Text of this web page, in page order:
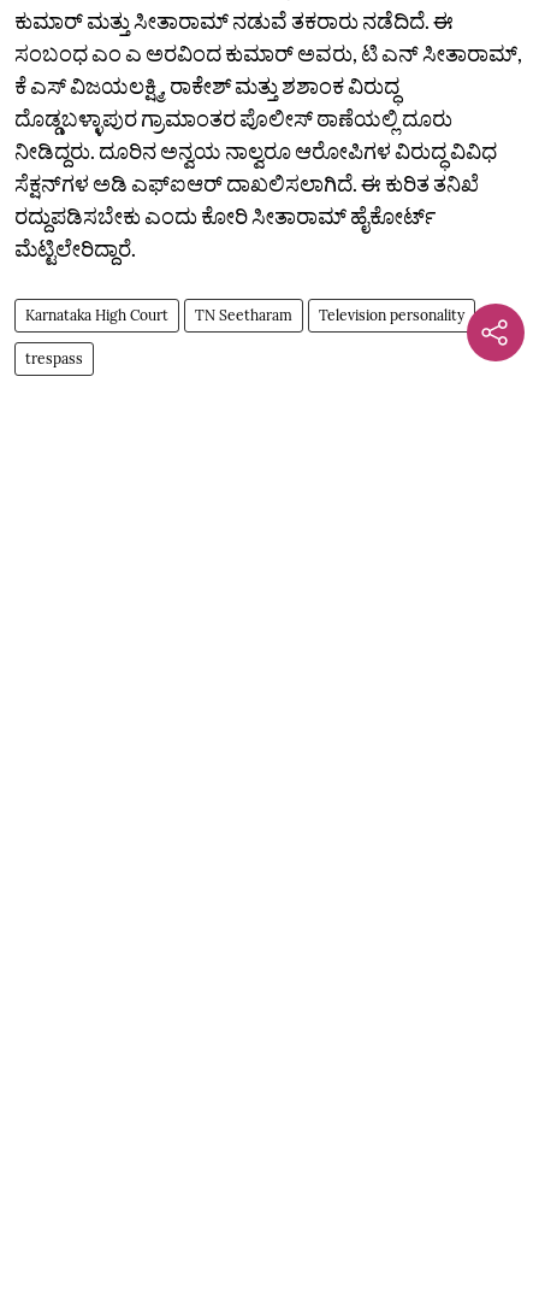
ಕುಮಾರ್ ಮತ್ತು ಸೀತಾರಾಮ್‌ ನಡುವೆ ತಕರಾರು ನಡೆದಿದೆ. ಈ
ಸಂಬಂಧ ಎಂ ಎ ಅರವಿಂದ ಕುಮಾರ್ ಅವರು, ಟಿ ಎನ್‌ ಸೀತಾರಾಮ್‌,
ಕೆ ಎಸ್ ವಿಜಯಲಕ್ಷ್ಮಿ, ರಾಕೇಶ್ ಮತ್ತು ಶಶಾಂಕ ವಿರುದ್ಧ
ದೊಡ್ಡಬಳ್ಳಾಪುರ ಗ್ರಾಮಾಂತರ ಪೊಲೀಸ್ ಠಾಣೆಯಲ್ಲಿ ದೂರು
ನೀಡಿದ್ದರು. ದೂರಿನ ಅನ್ವಯ ನಾಲ್ವರೂ ಆರೋಪಿಗಳ ವಿರುದ್ಧ ವಿವಿಧ
ಸೆಕ್ಷನ್‌ಗಳ ಅಡಿ ಎಫ್‌ಐಆರ್ ದಾಖಲಿಸಲಾಗಿದೆ. ಈ ಕುರಿತ ತನಿಖೆ
ರದ್ದುಪಡಿಸಬೇಕು ಎಂದು ಕೋರಿ ಸೀತಾರಾಮ್‌ ಹೈಕೋರ್ಟ್‌
ಮೆಟ್ಟಿಲೇರಿದ್ದಾರೆ.
Karnataka High Court TN Seetharam Television personality
trespass